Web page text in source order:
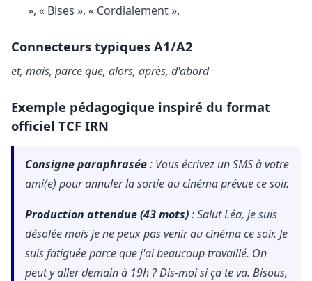
», « Bises », « Cordialement ».
Connecteurs typiques A1/A2
et, mais, parce que, alors, après, d'abord
Exemple pédagogique inspiré du format
officiel TCF IRN
Consigne paraphrasée: Vous écrivez un SMS à votre
ami(e) pour annuler la sortie au cinéma prévue ce soir.
Production attendue (43 mots): Salut Léa, je suis
désolée mais je ne peux pas venir au cinéma ce soir. Je
suis fatiguée parce que j'ai beaucoup travaillé. On
peut y aller demain à 19h ? Dis-moi si ça te va. Bisous,